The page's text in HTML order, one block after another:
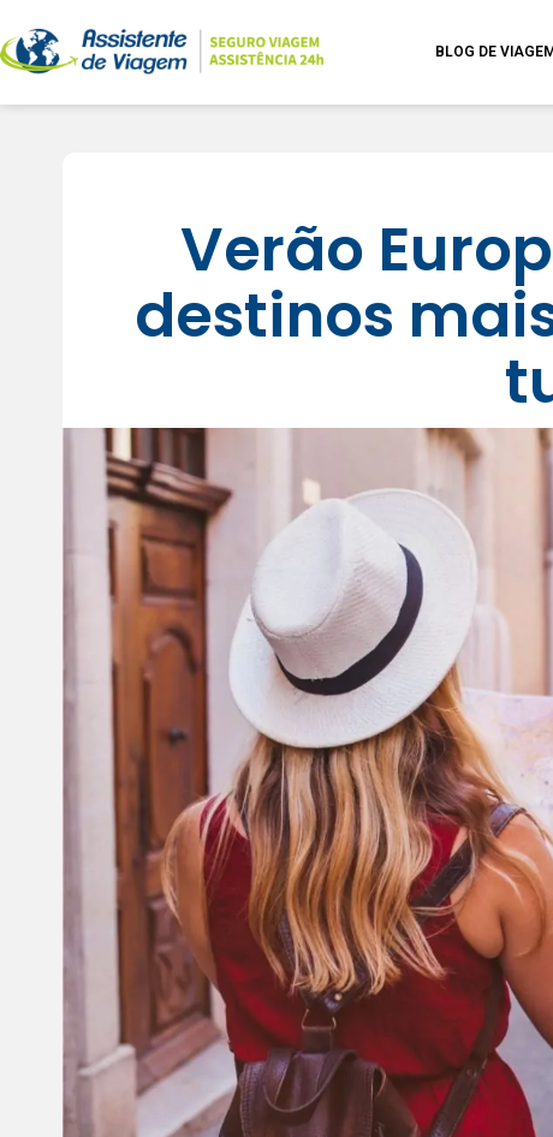
BLOG DE VIAGEM
Verão
destinos